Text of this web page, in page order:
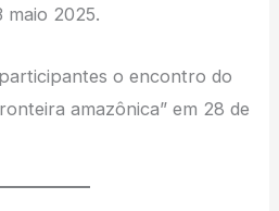
maio 2025.
o encontro do
amazônica” em 28 de